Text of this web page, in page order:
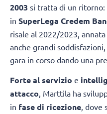
2003 si tratta di un ritorno:
in SuperLega Credem
risale al 2022/2023,
anche grandi
gara in corso dando una
Forte al servizio e
attacco, Marttila ha
in fase di ricezione, dove